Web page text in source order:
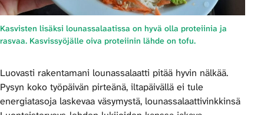
Kasvisten lisäksi lounassalaatissa on hyvä olla proteiinia ja
rasvaa. Kasvissyöjälle oiva proteiinin lähde on tofu.
Luovasti rakentamani lounassalaatti pitää hyvin nälkää.
Pysyn koko työpäivän pirteänä, iltapäivällä ei tule
energiatasoja laskevaa väsymystä, lounassalaattivinkkinsä